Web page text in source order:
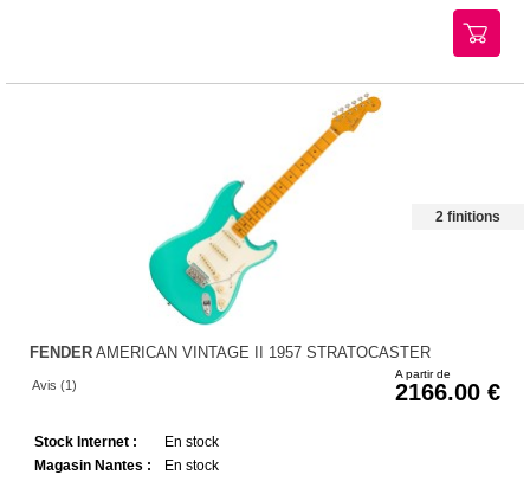
2 finitions
FENDER AMERICAN VINTAGE II 1957 STRATOCASTER
Avis (1)
A partir de
2166.00
Stock Internet :
En stock
Magasin Nantes :
En stock